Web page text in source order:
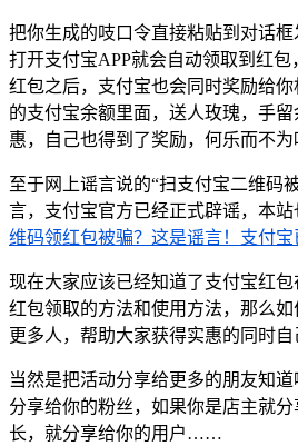
把你生成的吱口令直接粘贴到对话
打开支付宝APP就会自动领取到红
红包之后，支付宝也会同时奖励给
的支付宝余额里面，送人玫瑰，手
惠，自己也得到了奖励，何乐而不为
至于网上谣言说的“扫支付宝二维码
言，支付宝官方已经正式辟谣，本站
维码领红包被骗？这是谣言！支付宝
现在大家应该已经知道了支付宝红
红包领取的方法和使用方法，那么
更多人，帮助大家获得实惠的同时自
当然是把活动分享给更多的朋友知
分享给你的粉丝，如果你是店主就
长，就分享给你的用户……